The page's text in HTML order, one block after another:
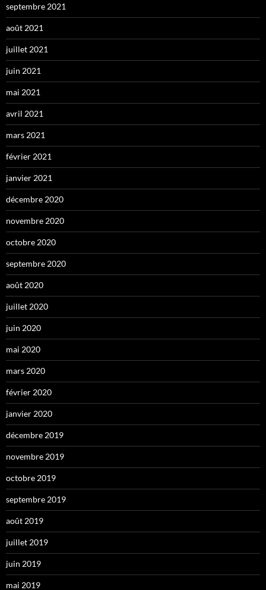
septembre 2021
août 2021
juillet 2021
juin 2021
mai 2021
avril 2021
mars 2021
février 2021
janvier 2021
décembre 2020
novembre 2020
octobre 2020
septembre 2020
août 2020
juillet 2020
juin 2020
mai 2020
mars 2020
février 2020
janvier 2020
décembre 2019
novembre 2019
octobre 2019
septembre 2019
août 2019
juillet 2019
juin 2019
mai 2019